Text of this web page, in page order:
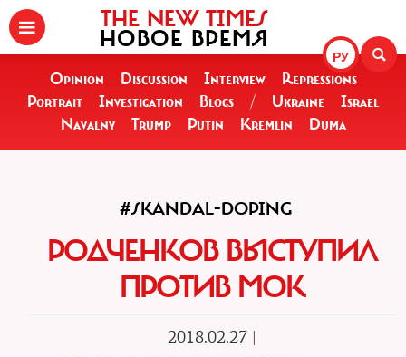
РУ
THE NEW TIMES
НОВОЕ ВРЕМЯ
Opinion Discussion Interview
Repressions
Portrait
Investigation Blogs / Ukraine
Israel
Navalny
Trump Putin Kremlin Duma
#SKANDAL-DOPING
РОДЧЕНКОВ ВЫСТУПИЛ
ПРОТИВ МОК
2018.02.27 |